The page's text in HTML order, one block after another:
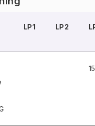
LP1 LP2